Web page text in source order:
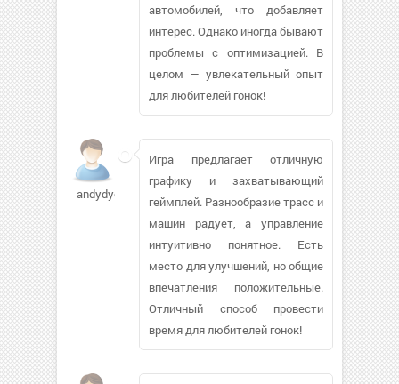
автомобилей, что добавляет
интерес. Однако иногда бывают
проблемы с оптимизацией. В
целом — увлекательный опыт
для любителей гонок!
andydyche
Игра предлагает отличную
графику и захватывающий
геймплей. Разнообразие трасс и
машин радует, а управление
интуитивно понятное. Есть
место для улучшений, но общие
впечатления положительные.
Отличный способ провести
время для любителей гонок!